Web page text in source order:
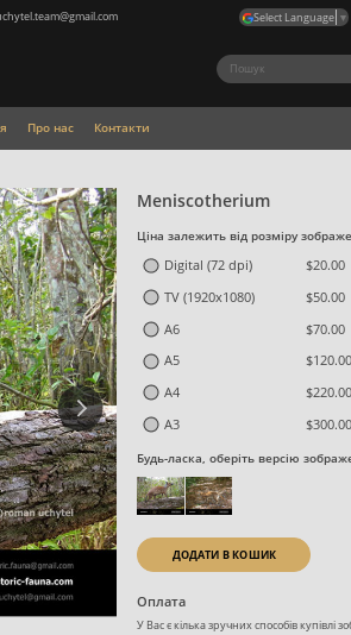
Select Language ▼
Про нас Контакти
Meniscotherium
Ціна залежить від розміру
Digital (72 dpi)
$20.00
TV (1920x1080)
$50.00
A6
$70.00
A5
$120.00
A4
$220.00
A3
$300.00
Будь-ласка, оберіть версію
ДОДАТИ В КОШИК
Оплата
У Вас є кілька зручних способів купівлі